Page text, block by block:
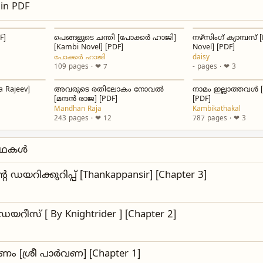
PDF
പെങ്ങളുടെ ചന്തി [പോക്കർ ഹാജി]
[Kambi Novel] [PDF]
പോക്കർ ഹാജി
109 pages · ❤ 7
നഴ്സിംഗ് ക്യാമ്പസ്‌
Novel] [PDF]
daisy
- pages · ❤ 3
അവരുടെ രതിലോകം നോവല്‍
[മന്ദന്‍ രാജ] [PDF]
Mandhan Raja
243 pages · ❤ 12
നാമം ഇല്ലാത്തവൾ
[PDF]
Kambikathakal
787 pages · ❤ 3
[Thankappansir] [Chapter 3]
[ By Knightrider ] [Chapter 2]
[ശ്രീ പാർവണ] [Chapter 1]